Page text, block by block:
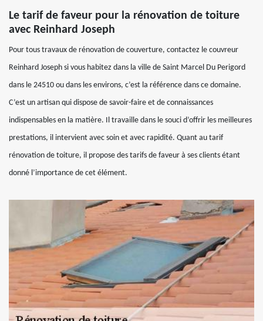
Le tarif de faveur pour la rénovation de toiture
avec Reinhard Joseph
Pour tous travaux de rénovation de couverture, contactez le couvreur
Reinhard Joseph si vous habitez dans la ville de Saint Marcel Du Perigord
dans le 24510 ou dans les environs, c’est la référence dans ce domaine.
C’est un artisan qui dispose de savoir-faire et de connaissances
indispensables en la matière. Il travaille dans le souci d’offrir les meilleures
prestations, il intervient avec soin et avec rapidité. Quant au tarif
rénovation de toiture, il propose des tarifs de faveur à ses clients étant
donné l’importance de cet élément.